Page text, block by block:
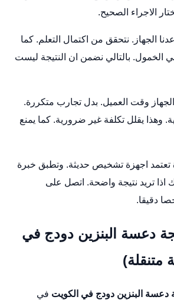
الاجراء الصحيح.
الجهاز. نتحقق من اكتمال التعلم. كما
الخمول. بالتالي نضمن ان النتيجة ليست
وقت العميل. بدل تجارب متكررة.
وهذا يقلل تكلفة غير ضرورية. كما يمنع
تعتمد اجهزة تشخيص حديثة. وتطبق خبرة
اذا تريد نتيجة واضحة. اتصل على
دعسة البنزين دودج في
متنقلة)
دعسة البنزين دودج في الكويت في